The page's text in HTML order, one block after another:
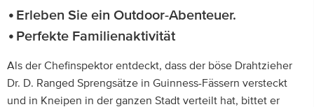
Erleben Sie ein Outdoor-Abenteuer.
Perfekte Familienaktivität
Als der Chefinspektor entdeckt, dass der böse Drahtzieher
Dr. D. Ranged Sprengsätze in Guinness-Fässern versteckt
und in Kneipen in der ganzen Stadt verteilt hat, bittet er